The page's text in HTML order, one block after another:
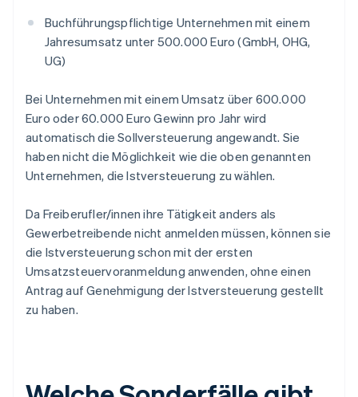
Buchführungspflichtige Unternehmen mit einem
Jahresumsatz unter 500.000 Euro (GmbH, OHG,
UG)
Bei Unternehmen mit einem Umsatz über 600.000
Euro oder 60.000 Euro Gewinn pro Jahr wird
automatisch die Sollversteuerung angewandt. Sie
haben nicht die Möglichkeit wie die oben genannten
Unternehmen, die Istversteuerung zu wählen.
Da Freiberufler/innen ihre Tätigkeit anders als
Gewerbetreibende nicht anmelden müssen, können sie
die Istversteuerung schon mit der ersten
Umsatzsteuervoranmeldung anwenden, ohne einen
Antrag auf Genehmigung der Istversteuerung gestellt
zu haben.